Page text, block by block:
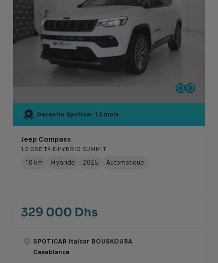
Garantie Spoticar 12 mois
Jeep Compass
1.5 GSE T4 E-HYBRID SUMMIT
10 km Hybride 2025 Automatique
329 000 Dhs
SPOTICAR Italcar BOUSKOURA
Casablanca